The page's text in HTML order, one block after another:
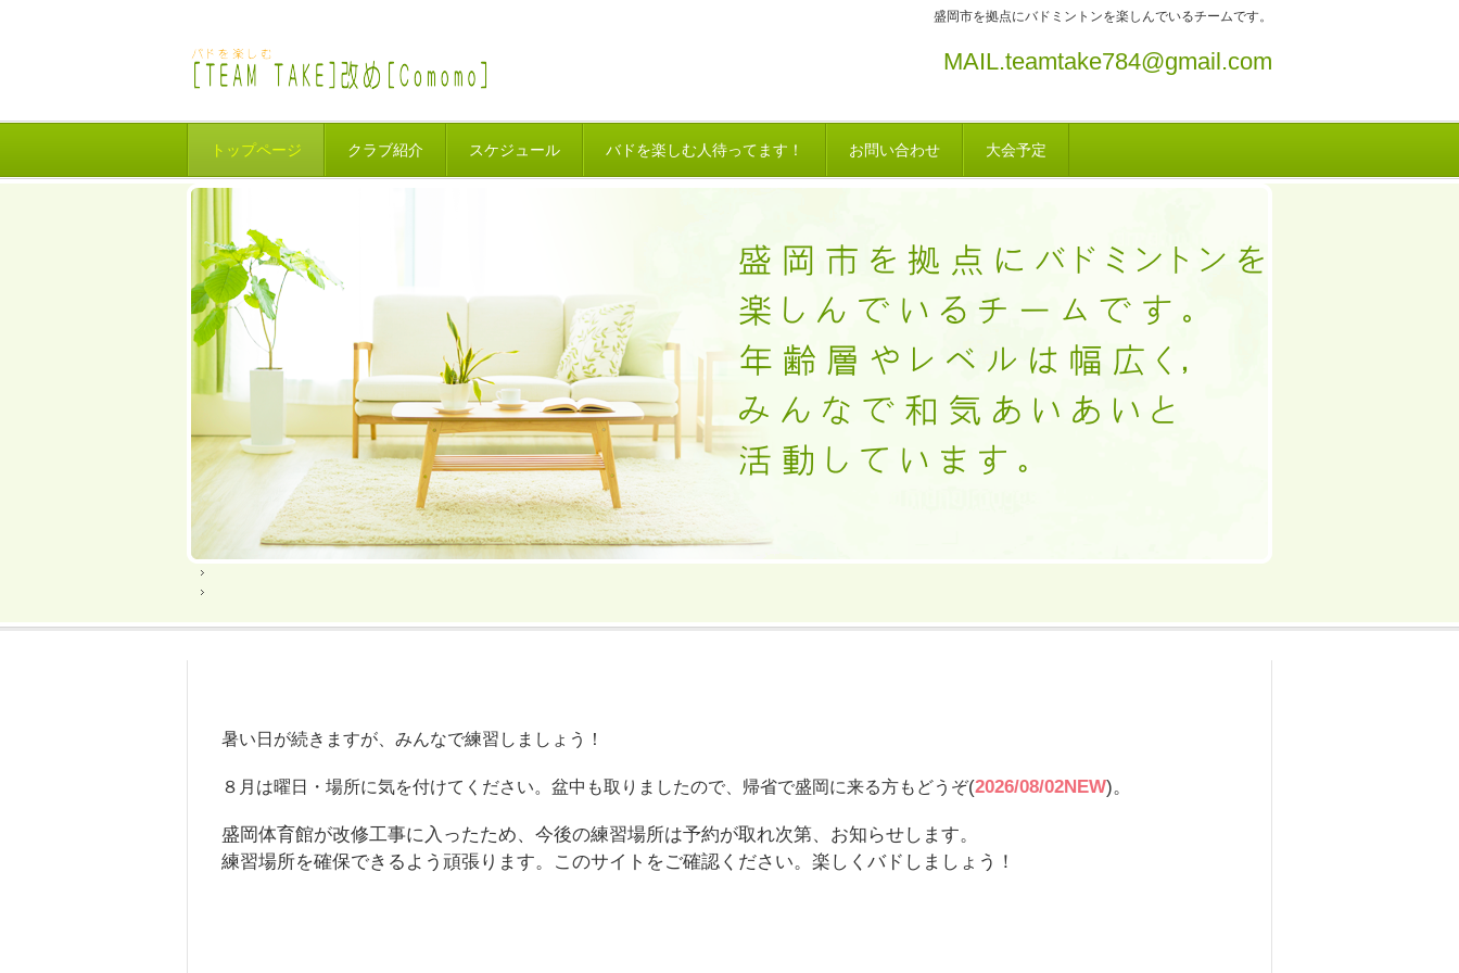
盛岡市を拠点にバドミントンを楽しんでいるチームです。
MAIL.teamtake784@gmail.com
トップページ クラブ紹介 スケジュール バドを楽しむ人待ってます！ お問い合わせ 大会予定
暑い日が続きますが、みんなで練習しましょう！
８月は曜日・場所に気を付けてください。盆中も取りましたので、帰省で盛岡に来る方もどうぞ(2026/08/02NEW)。
盛岡体育館が改修工事に入ったため、今後の練習場所は予約が取れ次第、お知らせします。
練習場所を確保できるよう頑張ります。このサイトをご確認ください。楽しくバドしましょう！